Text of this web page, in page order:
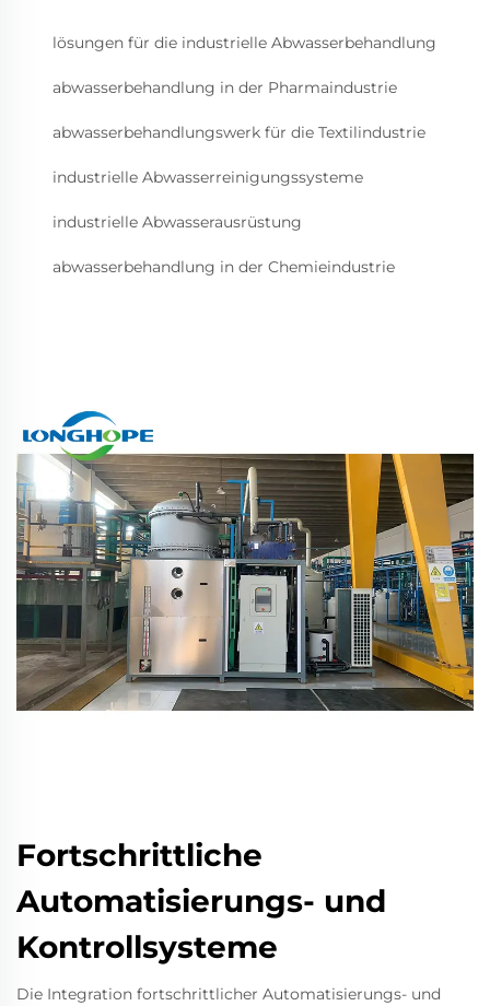
lösungen für die industrielle Abwasserbehandlung
abwasserbehandlung in der Pharmaindustrie
abwasserbehandlungswerk für die Textilindustrie
industrielle Abwasserreinigungssysteme
industrielle Abwasserausrüstung
abwasserbehandlung in der Chemieindustrie
Fortschrittliche
Automatisierungs- und
Kontrollsysteme
Die Integration fortschrittlicher Automatisierungs- und